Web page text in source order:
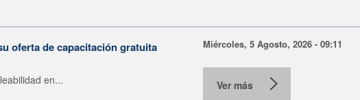
oferta de capacitación gratuita
en...
Miércoles, 5 Agosto, 2026 - 09:11
Ver más